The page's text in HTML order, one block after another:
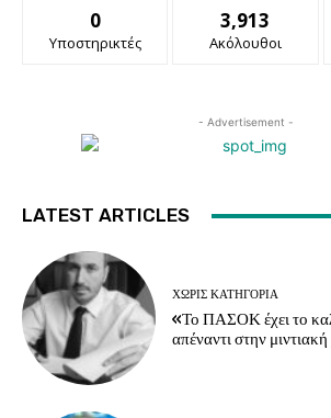
0
Υποστηρικτές
3,913
Ακόλουθοι
- Advertisement -
LATEST ARTICLES
ΧΩΡΊΣ ΚΑΤΗΓΟΡΊΑ
«Το ΠΑΣΟΚ έχει το
απέναντι στην